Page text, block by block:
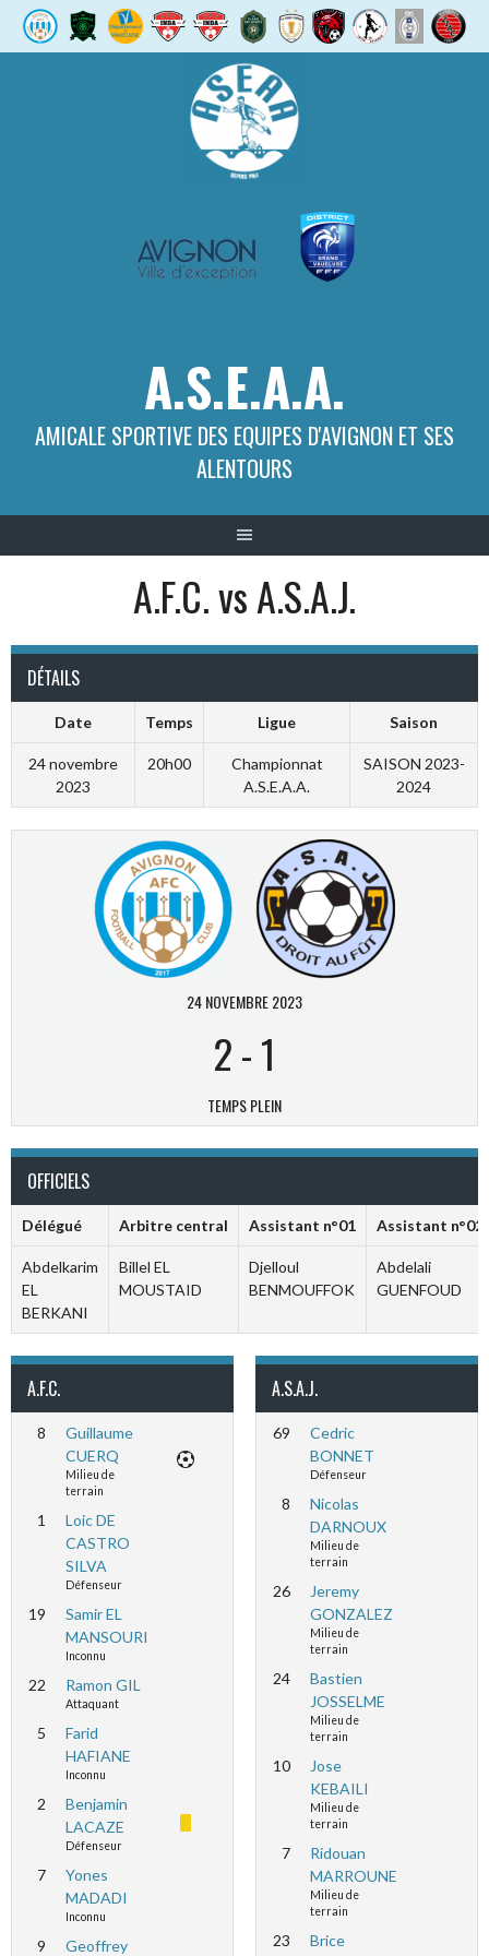
A.S.E.A.A.
AMICALE SPORTIVE DES EQUIPES D'AVIGNON ET SES
ALENTOURS
A.F.C. vs A.S.A.J.
DÉTAILS
Date Temps Ligue Saison
24 novembre
2023
20h00
Championnat
A.S.E.A.A.
SAISON 2023-
2024
24 NOVEMBRE 2023
2-1
TEMPS PLEIN
OFFICIELS
Délégué Arbitre central Assistant n°01 Assistant n°02
Abdelkarim
EL
BERKANI
Billel EL
MOUSTAID
Djelloul
BENMOUFFOK
Abdelali
GUENFOUD
A.F.C.
8
Guillaume
CUERQ
Milieu de
terrain
1
Loic DE
CASTRO
SILVA
Défenseur
19
Samir EL
MANSOURI
Inconnu
22 Ramon GIL
Attaquant
5
Farid
HAFIANE
Inconnu
2
Benjamin
LACAZE
Défenseur
7
Yones
MADADI
Inconnu
9 Geoffrey
A.S.A.J.
69
Cedric
BONNET
Défenseur
8
Nicolas
DARNOUX
Milieu de
terrain
26
Jeremy
GONZALEZ
Milieu de
terrain
24
Bastien
JOSSELME
Milieu de
terrain
10
Jose
KEBAILI
Milieu de
terrain
7
Ridouan
MARROUNE
Milieu de
terrain
23
Brice